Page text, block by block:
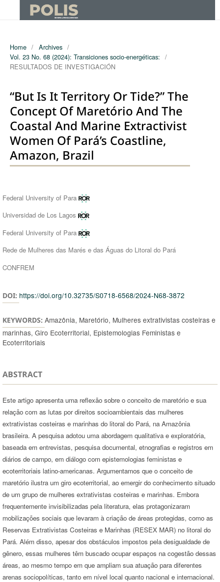
Home / Archives /
Vol. 23 No. 68 (2024): Transiciones socio-energéticas: /
RESULTADOS DE INVESTIGACIÓN
“But Is It Territory Or Tide?” The
Concept Of Maretório And The
Coastal And Marine Extractivist
Women Of Pará’s Coastline,
Amazon, Brazil
Authors
Federal University of Para
Universidad de Los Lagos
Federal University of Para
Rede de Mulheres das Marés e das Águas do Litoral do Pará
CONFREM
DOI: https://doi.org/10.32735/S0718-6568/2024-N68-3872
KEYWORDS: Amazônia, Maretório, Mulheres extrativistas costeiras e
marinhas, Giro Ecoterritorial, Epistemologias Feministas e
Ecoterritoriais
ABSTRACT
Este artigo apresenta uma reflexão sobre o conceito de maretório e sua
relação com as lutas por direitos socioambientais das mulheres
extrativistas costeiras e marinhas do litoral do Pará, na Amazônia
brasileira. A pesquisa adotou uma abordagem qualitativa e exploratória,
baseada em entrevistas, pesquisa documental, etnografias e registros em
diários de campo, em diálogo com epistemologias feministas e
ecoterritoriais latino-americanas. Argumentamos que o conceito de
maretório ilustra um giro ecoterritorial, ao emergir do conhecimento situado
de um grupo de mulheres extrativistas costeiras e marinhas. Embora
frequentemente invisibilizadas pela literatura, elas protagonizaram
mobilizações sociais que levaram à criação de áreas protegidas, como as
Reservas Extrativistas Costeiras e Marinhas (RESEX MAR) no litoral do
Pará. Além disso, apesar dos obstáculos impostos pela desigualdade de
gênero, essas mulheres têm buscado ocupar espaços na cogestão dessas
áreas, ao mesmo tempo em que ampliam sua atuação para diferentes
arenas sociopolíticas, tanto em nível local quanto nacional e internacional.